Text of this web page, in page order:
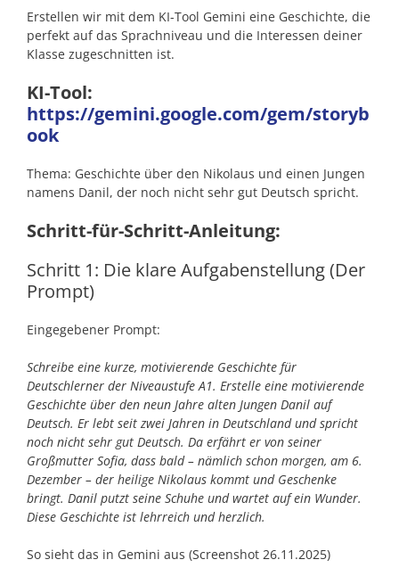
Erstellen wir mit dem KI-Tool Gemini eine Geschichte, die
perfekt auf das Sprachniveau und die Interessen deiner
Klasse zugeschnitten ist.
KI-Tool:
https://gemini.google.com/gem/storyb
ook
Thema: Geschichte über den Nikolaus und einen Jungen
namens Danil, der noch nicht sehr gut Deutsch spricht.
Schritt-für-Schritt-Anleitung:
Schritt 1: Die klare Aufgabenstellung (Der
Prompt)
Eingegebener Prompt:
Schreibe eine kurze, motivierende Geschichte für
Deutschlerner der Niveaustufe A1. Erstelle eine motivierende
Geschichte über den neun Jahre alten Jungen Danil auf
Deutsch. Er lebt seit zwei Jahren in Deutschland und spricht
noch nicht sehr gut Deutsch. Da erfährt er von seiner
Großmutter Sofia, dass bald – nämlich schon morgen, am 6.
Dezember – der heilige Nikolaus kommt und Geschenke
bringt. Danil putzt seine Schuhe und wartet auf ein Wunder.
Diese Geschichte ist lehrreich und herzlich.
So sieht das in Gemini aus (Screenshot 26.11.2025)